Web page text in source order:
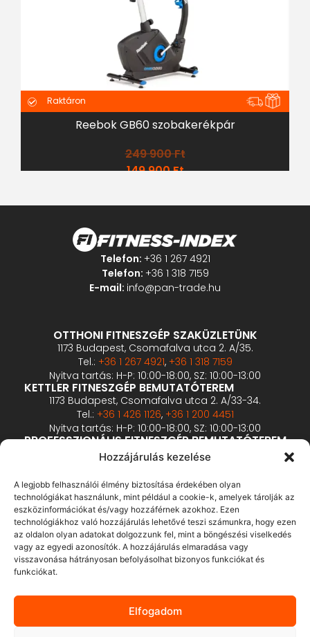
Hozzájárulás kezelése
A legjobb felhasználói élmény biztosítása érdekében olyan
technológiákat használunk, mint például a cookie-k, amelyek tárolják az
eszközinformációkat és/vagy hozzáférnek azokhoz. Ezen
technológiákhoz való hozzájárulás lehetővé teszi számunkra, hogy ezen
az oldalon olyan adatokat dolgozzunk fel, mint a böngészési viselkedés
vagy az egyedi azonosítók. A hozzájárulás elmaradása vagy
visszavonása hátrányosan befolyásolhat bizonyos funkciókat és
funkciókat.
Elfogadom
Raktáron
Reebok GB60 szobakerékpár
249 900Ft
149 900Ft
Telefon: +36 1 267 4921
Telefon: +36 1 318 7159
E-mail: info@pan-trade.hu
OTTHONI FITNESZGÉP SZAKÜZLETÜNK
1173 Budapest, Csomafalva utca 2. A/35.
Tel.: +36 1 267 4921, +36 1 318 7159
Nyitva tartás: H-P: 10:00-18:00, SZ: 10:00-13:00
KETTLER FITNESZGÉP BEMUTATÓTEREM
1173 Budapest, Csomafalva utca 2. A/33-34.
Tel.: +36 1 426 1126, +36 1 200 4451
Nyitva tartás: H-P: 10:00-18:00, SZ: 10:00-13:00
PROFESSZIONÁLIS FITNESZGÉP BEMUTATÓTEREM
2360 Gyál, Vállalkozó u. 12.
+36 1 900 0657
Nyitva tartás: előzetes bejelentkezés alapján
ÁSZF
Adatvédelmi tájékoztató
Fizetés és szállítás
Bankkártyás fizetés tájékoztató